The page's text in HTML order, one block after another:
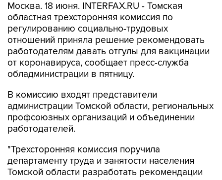
Москва. 18 июня. INTERFAX.RU - Томская
областная трехсторонняя комиссия по
регулированию социально-трудовых
отношений приняла решение рекомендовать
работодателям давать отгулы для вакцинации
от коронавируса, сообщает пресс-служба
обладминистрации в пятницу.
В комиссию входят представители
администрации Томской области, региональных
профсоюзных организаций и объединении
работодателей.
"Трехсторонняя комиссия поручила
департаменту труда и занятости населения
Томской области разработать рекомендации